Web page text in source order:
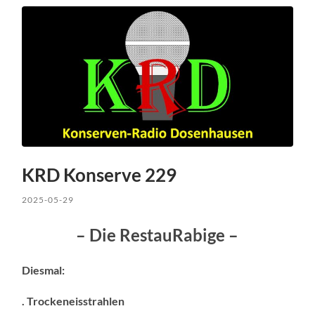
KRD Konserve 229
2025-05-29
– Die RestauRabige –
Diesmal:
. Trockeneisstrahlen